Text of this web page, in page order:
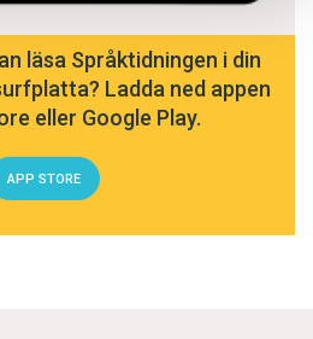
läsa Språktidningen i din
Ladda ned appen
eller Google Play.
APP STORE